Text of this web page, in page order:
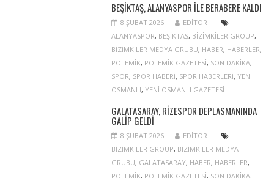
BEŞIKTAŞ, ALANYASPOR ILE BERABERE KALDI
8 ŞUBAT 2026
EDITOR
ALANYASPOR, BEŞIKTAŞ, BIZIMKILER GROUP,
BIZIMKILER MEDYA GRUBU, HABER, HABERLER,
POLEMIK, POLEMIK GAZETESI, SON DAKIKA,
SPOR, SPOR HABERI, SPOR HABERLERI, YENI
OSMANLI, YENI OSMANLI GAZETESI
GALATASARAY, RIZESPOR DEPLASMANINDA
GALIP GELDI
8 ŞUBAT 2026
EDITOR
BIZIMKILER GROUP, BIZIMKILER MEDYA
GRUBU, GALATASARAY, HABER, HABERLER,
POLEMIK, POLEMIK GAZETESI, SON DAKIKA,